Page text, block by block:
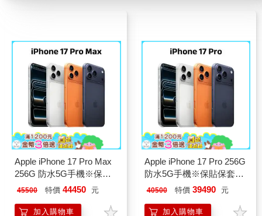
Apple iPhone 17 Pro Max
256G 防水5G手機※保貼
保套組※
45500 特價 44450 元
加入購物車
Apple iPhone 17 Pro 256G
防水5G手機※保貼保套組
※
40500 特價 39490 元
加入購物車